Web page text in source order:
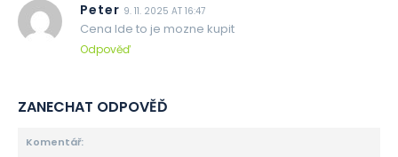
Peter 9. 11. 2025 AT 16:47
Cena lde to je mozne kupit
Odpověď
ZANECHAT ODPOVĚĎ